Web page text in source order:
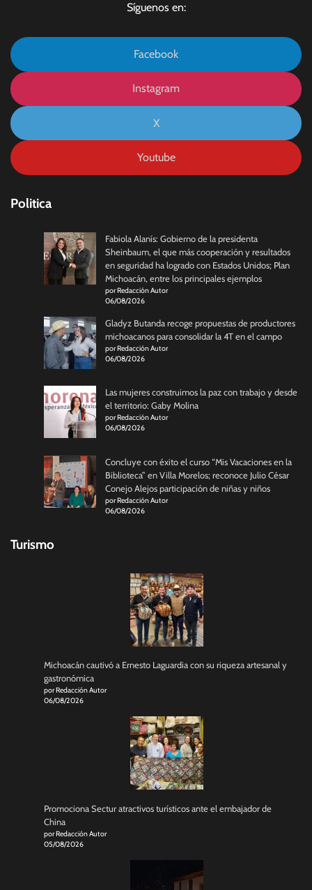
Síguenos en:
Facebook
Instagram
X
Youtube
Politica
Fabiola Alanís: Gobierno de la presidenta
Sheinbaum, el que más cooperación y resultados
en seguridad ha logrado con Estados Unidos; Plan
Michoacán, entre los principales ejemplos
por Redacción Autor
06/08/2026
Gladyz Butanda recoge propuestas de productores
michoacanos para consolidar la 4T en el campo
por Redacción Autor
06/08/2026
Las mujeres construimos la paz con trabajo y desde
el territorio: Gaby Molina
por Redacción Autor
06/08/2026
Concluye con éxito el curso “Mis Vacaciones en la
Biblioteca” en Villa Morelos; reconoce Julio César
Conejo Alejos participación de niñas y niños
por Redacción Autor
06/08/2026
Turismo
Michoacán cautivó a Ernesto Laguardia con su riqueza artesanal y
gastronómica
por Redacción Autor
06/08/2026
Promociona Sectur atractivos turísticos ante el embajador de
China
por Redacción Autor
05/08/2026